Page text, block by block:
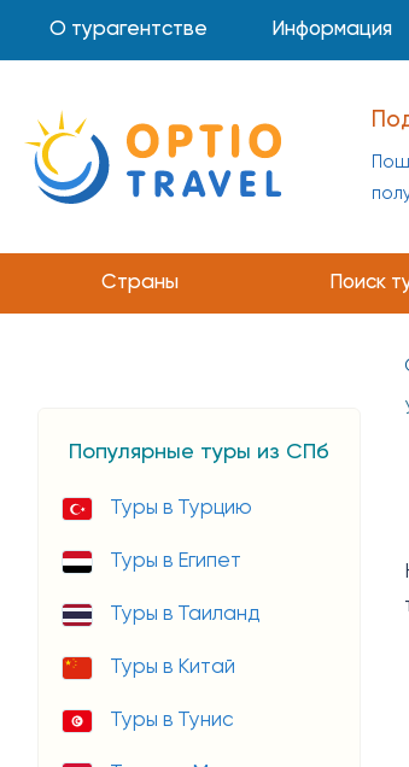
О турагентстве Информация
Страны Поиск
Популярные туры из СПб
Туры в Турцию
Туры в Египет
Туры в Таиланд
Туры в Китай
Туры в Тунис